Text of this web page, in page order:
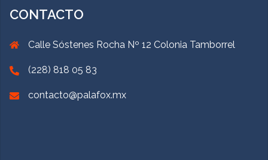
CONTACTO
Calle Sóstenes Rocha Nº 12 Colonia Tamborrel
(228) 818 05 83
contacto@palafox.mx